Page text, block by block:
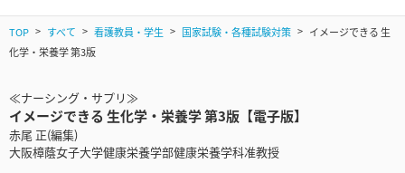
TOP すべて 看護教員・学生 国家試験・各種試験対策
イメージできる 生
化学・栄養学 第3版
≪ナーシング・サプリ≫
イメージできる 生化学・栄養学 第3版【電子版】
赤尾 正(編集)
大阪樟蔭女子大学健康栄養学部健康栄養学科准教授